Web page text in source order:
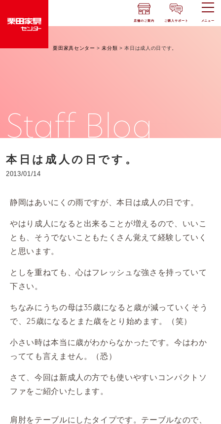
店舗のご案内 ご購入サポート メニュー
栗田家具センター >未分類 >本日は成人の日です。
Staff Blog
本日は成人の日です。
2013/01/14
静岡はあいにくの雨ですが、本日は成人の日です。
やはり成人になると出来ることが増えるので、いいこ
とも、そうでないこともたくさん覚えて経験していく
と思います。
としを重ねても、心はフレッシュな強さを持っていて
下さい。
ちなみにうちの母は35歳になると歳が減っていくそう
で、25歳になるとまた歳をとり始めます。（笑）
小さい時は本当に歳がわからなかったです。今はわか
ってても言えません。（恐）
さて、今回は新成人の方でも使いやすいコンパクトソ
ファをご紹介いたします。
肩肘をテーブルにしたタイプです。テーブルなので、